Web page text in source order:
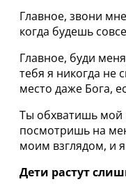
Главное, звони
когда будешь
Главное, буди
тебя я никогда не
место даже Бога,
Ты обхватишь мой
посмотришь на
моим взглядом, и
Дети растут